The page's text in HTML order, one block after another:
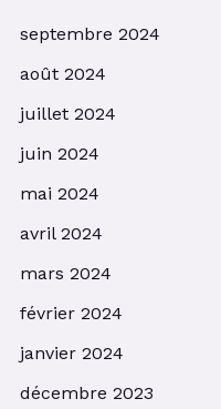
septembre 2024
août 2024
juillet 2024
juin 2024
mai 2024
avril 2024
mars 2024
février 2024
janvier 2024
décembre 2023